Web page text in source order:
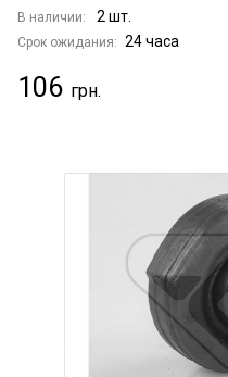
В наличии: 2 шт.
Срок ожидания: 24 часа
106